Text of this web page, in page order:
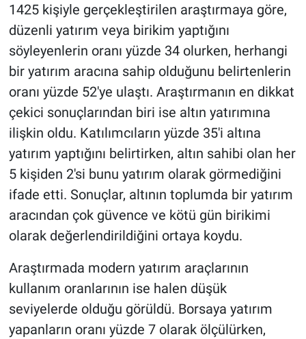
1425 kişiyle gerçekleştirilen araştırmaya göre,
düzenli yatırım veya birikim yaptığını
söyleyenlerin oranı yüzde 34 olurken, herhangi
bir yatırım aracına sahip olduğunu belirtenlerin
oranı yüzde 52'ye ulaştı. Araştırmanın en dikkat
çekici sonuçlarından biri ise altın yatırımına
ilişkin oldu. Katılımcıların yüzde 35'i altına
yatırım yaptığını belirtirken, altın sahibi olan her
5 kişiden 2'si bunu yatırım olarak görmediğini
ifade etti. Sonuçlar, altının toplumda bir yatırım
aracından çok güvence ve kötü gün birikimi
olarak değerlendirildiğini ortaya koydu.
Araştırmada modern yatırım araçlarının
kullanım oranlarının ise halen düşük
seviyelerde olduğu görüldü. Borsaya yatırım
yapanların oranı yüzde 7 olarak ölçülürken,